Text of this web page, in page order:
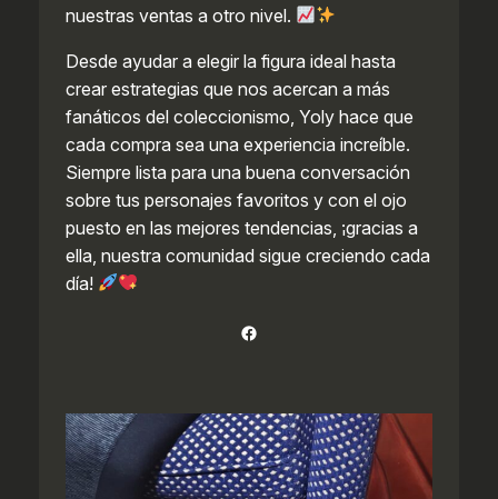
nuestras ventas a otro nivel.
Desde ayudar a elegir la figura ideal hasta
crear estrategias que nos acercan a más
fanáticos del coleccionismo, Yoly hace que
cada compra sea una experiencia increíble.
Siempre lista para una buena conversación
sobre tus personajes favoritos y con el ojo
puesto en las mejores tendencias, ¡gracias a
ella, nuestra comunidad sigue creciendo cada
día!
Facebook